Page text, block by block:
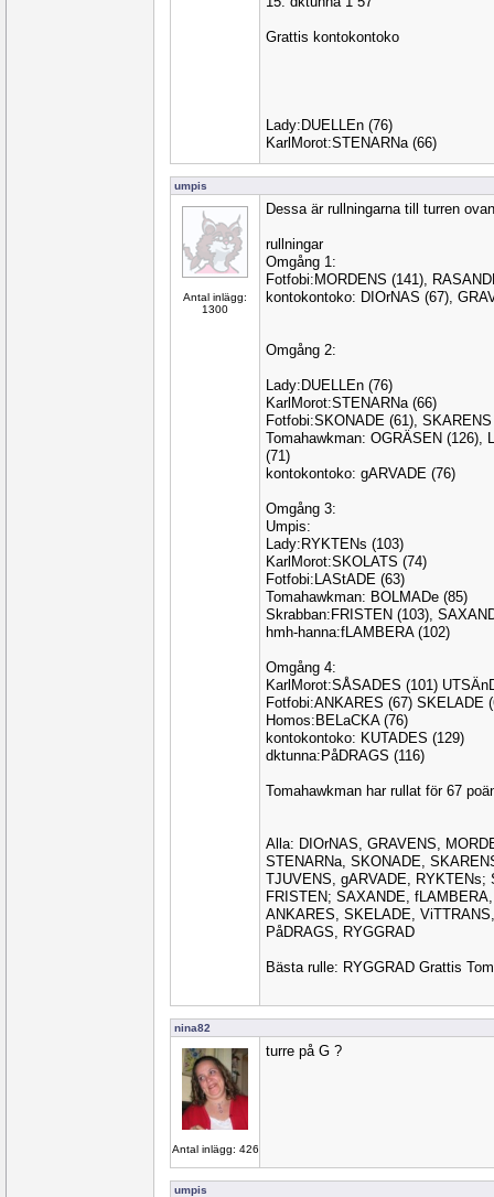
Grattis kontokontoko
Lady:DUELLEn (76)
KarlMorot:STENARNa (66)
umpis
Antal inlägg:
1300
Dessa är rullningarna till turren
rullningar
Omgång 1:
Fotfobi:MORDENS (141),
kontokontoko: DIOrNAS (67),
Omgång 2:
Lady:DUELLEn (76)
KarlMorot:STENARNa (66)
Fotfobi:SKONADE (61),
Tomahawkman: OGRÄSEN (126),
(71)
kontokontoko: gARVADE (76)
Omgång 3:
Umpis:
Lady:RYKTENs (103)
KarlMorot:SKOLATS (74)
Fotfobi:LAStADE (63)
Tomahawkman: BOLMADe (85)
Skrabban:FRISTEN (103),
hmh-hanna:fLAMBERA (102)
Omgång 4:
KarlMorot:SÅSADES (101)
Fotfobi:ANKARES (67) SKELADE
Homos:BELaCKA (76)
kontokontoko: KUTADES (129)
dktunna:PåDRAGS (116)
Tomahawkman har rullat för 67
Alla: DIOrNAS, GRAVENS,
STENARNa, SKONADE,
TJUVENS, gARVADE, RYKTENs;
FRISTEN; SAXANDE,
ANKARES, SKELADE,
PåDRAGS, RYGGRAD
Bästa rulle: RYGGRAD Grattis
nina82
Antal inlägg: 426
turre på G ?
umpis